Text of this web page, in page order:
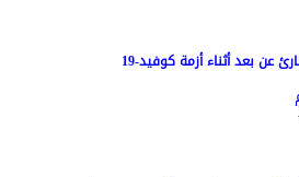
عن بعد أثناء أزمة كوفيد-19